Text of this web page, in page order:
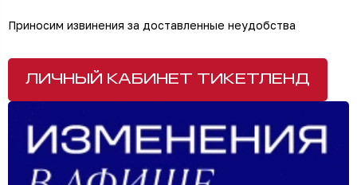
Приносим извинения за доставленные неудобства
ЛИЧНЫЙ КАБИНЕТ ТИКЕТЛЕНД